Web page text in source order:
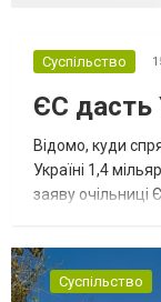
Суспільство
ЄС дасть
Відомо, куди
Україні 1,4
заяву очільниці
Суспільство